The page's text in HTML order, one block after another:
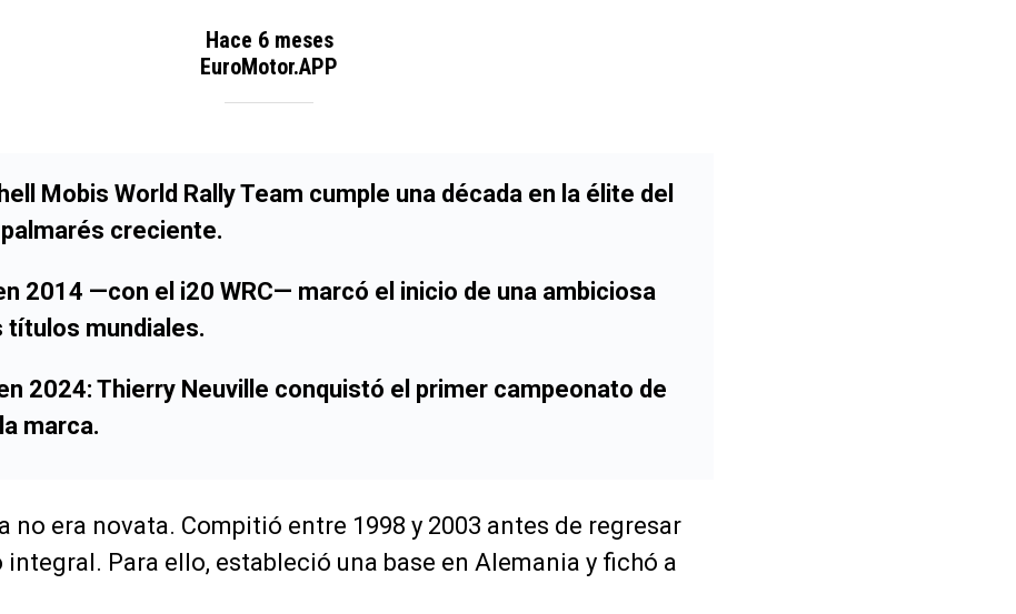
Hace 6 meses
EuroMotor.APP
Mobis World Rally Team cumple una década en la élite del
palmarés creciente.
2014 —con el i20 WRC— marcó el inicio de una ambiciosa
títulos mundiales.
2024:Thierry Neuville conquistó el primer campeonato de
marca.
no era novata. Compitió entre 1998 y 2003 antes de regresar
Para ello, estableció una base en Alemania y fichó a